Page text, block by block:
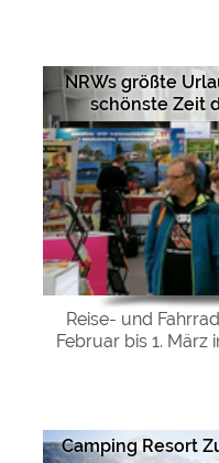
NRWs größte
schönste Zeit
Reise- und
Februar bis 1. März
Camping Resort